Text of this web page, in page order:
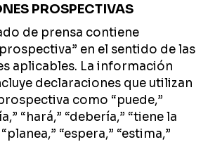
PROSPECTIVAS
de prensa contiene
en el sentido de las
aplicables. La información
declaraciones que utilizan
como “puede,”
“hará,” “debería,” “tiene la
“espera,” “estima,”